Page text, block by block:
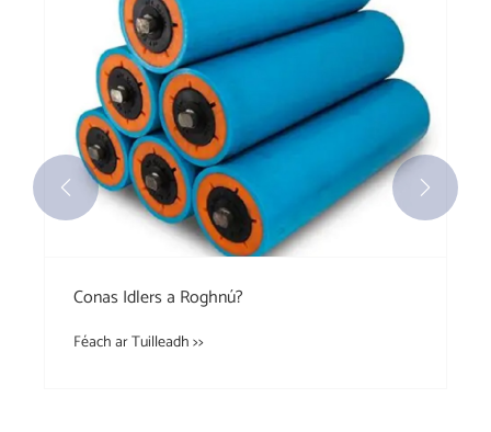
Conas Idlers a Roghnú?
Féach ar Tuilleadh >>
 